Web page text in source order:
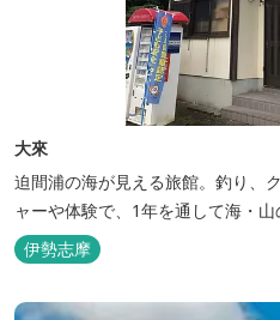
大來
迫間浦の海が見える旅館。釣り、
ャーや体験で、1年を通して海・山
伊勢志摩